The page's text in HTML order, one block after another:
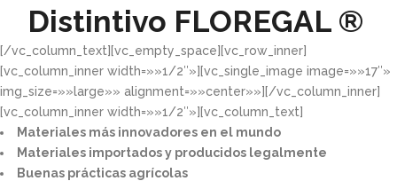
Distintivo FLOREGAL ®
[/vc_column_text][vc_empty_space][vc_row_inner]
[vc_column_inner width=»»1/2″»][vc_single_image image=»»17″»
img_size=»»large»» alignment=»»center»»][/vc_column_inner]
[vc_column_inner width=»»1/2″»][vc_column_text]
Materiales más innovadores en el mundo​
Materiales importados y producidos legalmente​
Buenas prácticas agrícolas​